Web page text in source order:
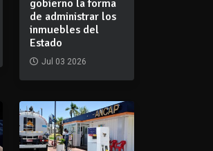
gobierno la forma
de administrar los
inmuebles del
Estado
Jul 03 2026